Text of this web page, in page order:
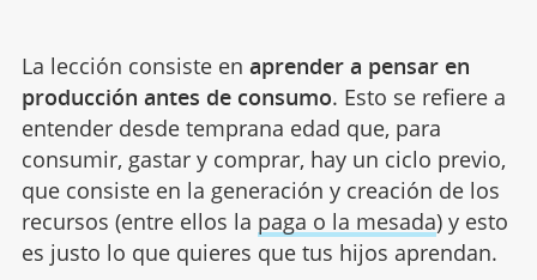
La lección consiste en aprender a pensar en
producción antes de consumo. Esto se refiere a
entender desde temprana edad que, para
consumir, gastar y comprar, hay un ciclo previo,
que consiste en la generación y creación de los
recursos (entre ellos la paga o la mesada) y esto
es justo lo que quieres que tus hijos aprendan.